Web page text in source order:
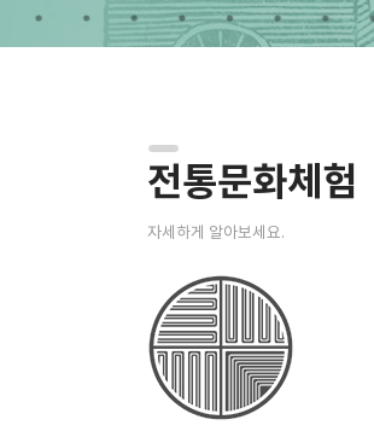
전통문화체험
자세하게 알아보세요.